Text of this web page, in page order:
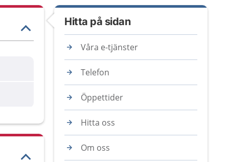
Hitta på sidan
Våra e-tjänster
Telefon
Öppettider
Hitta oss
Om oss